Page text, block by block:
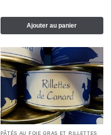
Ajouter au panier
PÂTÉS AU FOIE GRAS ET RILLETTES